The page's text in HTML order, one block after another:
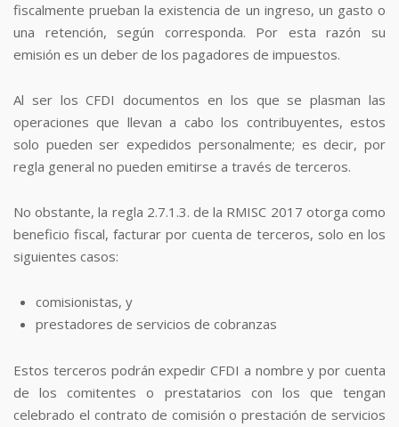
fiscalmente prueban la existencia de un ingreso, un gasto o
una retención, según corresponda. Por esta razón su
emisión es un deber de los pagadores de impuestos.
Al ser los CFDI documentos en los que se plasman las
operaciones que llevan a cabo los contribuyentes, estos
solo pueden ser expedidos personalmente; es decir, por
regla general no pueden emitirse a través de terceros.
No obstante, la regla 2.7.1.3. de la RMISC 2017 otorga como
beneficio fiscal, facturar por cuenta de terceros, solo en los
siguientes casos:
comisionistas, y
prestadores de servicios de cobranzas
Estos terceros podrán expedir CFDI a nombre y por cuenta
de los comitentes o prestatarios con los que tengan
celebrado el contrato de comisión o prestación de servicios